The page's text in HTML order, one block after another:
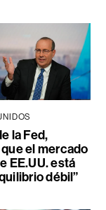
la Fed,
el mercado
EE.UU. está
débil”